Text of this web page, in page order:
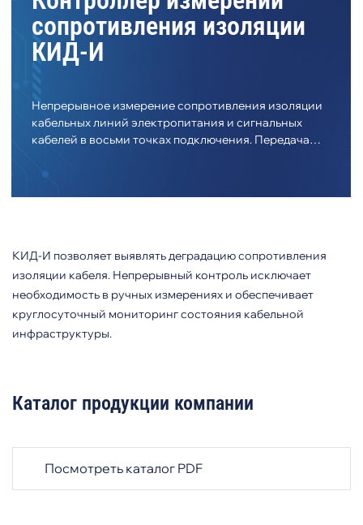
сопротивления изоляции
КИД-И
Непрерывное измерение сопротивления изоляции
кабельных линий электропитания и сигнальных
кабелей в восьми точках подключения. Передача
или системы верхнего уровня по интерфейсу RS-
КИД-И позволяет выявлять деградацию сопротивления
изоляции кабеля. Непрерывный контроль исключает
необходимость в ручных измерениях и обеспечивает
круглосуточный мониторинг состояния кабельной
инфраструктуры.
Каталог продукции компании
Посмотреть каталог PDF